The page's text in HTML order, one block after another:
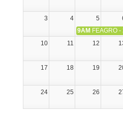
3
4 5
9AM FEAGRO -
10
11 12
17 18 19
24 25 26